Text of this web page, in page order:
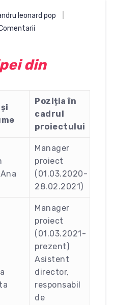
leonard pop
din
Poziția în
cadrul
proiectului
Manager
proiect
(01.03.2020-
28.02.2021)
Manager
proiect
(01.03.2021-
prezent)
Asistent
director,
responsabil
de